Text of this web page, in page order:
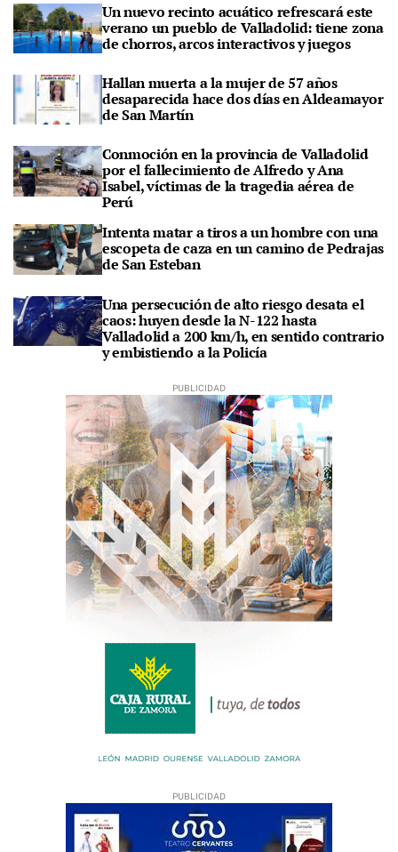
Un nuevo recinto acuático refrescará este
verano un pueblo de Valladolid: tiene zona
de chorros, arcos interactivos y juegos
Hallan muerta a la mujer de 57 años
desaparecida hace dos días en Aldeamayor
de San Martín
Conmoción en la provincia de Valladolid
por el fallecimiento de Alfredo y Ana
Isabel, víctimas de la tragedia aérea de
Perú
Intenta matar a tiros a un hombre con una
escopeta de caza en un camino de Pedrajas
de San Esteban
Una persecución de alto riesgo desata el
caos: huyen desde la N-122 hasta
Valladolid a 200 km/h, en sentido contrario
y embistiendo a la Policía